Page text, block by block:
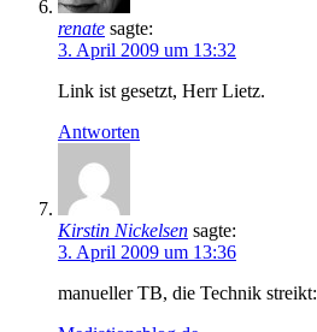
renate sagte:
3. April 2009 um 13:32
Link ist gesetzt, Herr Lietz.
Antworten
Kirstin Nickelsen sagte:
3. April 2009 um 13:36
manueller TB, die Technik streikt: